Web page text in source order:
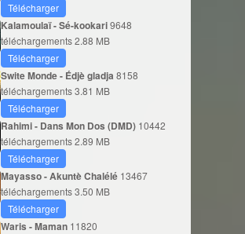
Télécharger
Kalamoulaï - Sé-kookari9648
téléchargements2.88 MB
Télécharger
Swite Monde - Édjè gladja 8158
téléchargements3.81 MB
Télécharger
Rahimi - Dans Mon Dos (DMD) 10442
téléchargements2.89 MB
Télécharger
Mayasso - Akuntè Chalélé 13467
téléchargements3.50 MB
Télécharger
Waris - Maman 11820